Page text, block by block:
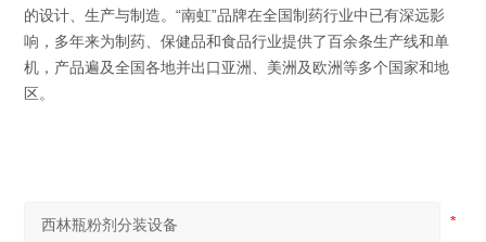
的设计、生产与制造。“南虹”品牌在全国制药行业中已有深远影
响，多年来为制药、保健品和食品行业提供了百余条生产线和单
机，产品遍及全国各地并出口亚洲、美洲及欧洲等多个国家和地
区。